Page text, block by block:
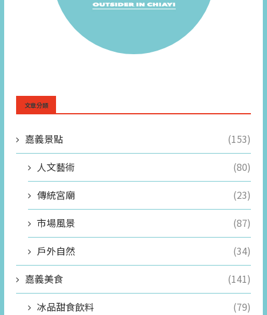
文章分類
嘉義景點
(153)
人文藝術
(80)
傳統宮廟
(23)
市場風景
(87)
戶外自然
(34)
嘉義美食
(141)
冰品甜食飲料
(79)